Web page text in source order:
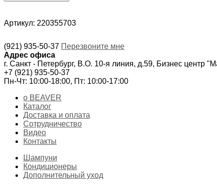
Артикул: 220355703
(921) 935-50-37 Перезвоните мне
Адрес офиса
г. Санкт - Петербург, В.О. 10-я линия, д.59, Бизнес центр
+7 (921) 935-50-37
Пн-Чт: 10:00-18:00, Пт: 10:00-17:00
о BEAVER
Каталог
Доставка и оплата
Сотрудничество
Видео
Контакты
Шампуни
Кондиционеры
Дополнительный уход